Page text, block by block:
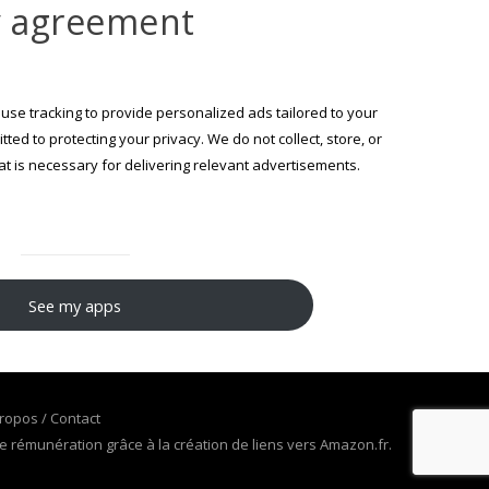
tracking to provide personalized ads tailored to your
to protecting your privacy. We do not collect, store, or
is necessary for delivering relevant advertisements.
See my apps
/ Contact
rémunération grâce à la création de liens vers Amazon.fr.